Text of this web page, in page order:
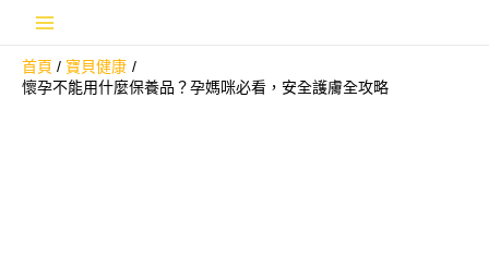
Menu
首頁
寶貝健康
懷孕不能用什麼保養品？孕媽咪必看，安全護膚全攻略